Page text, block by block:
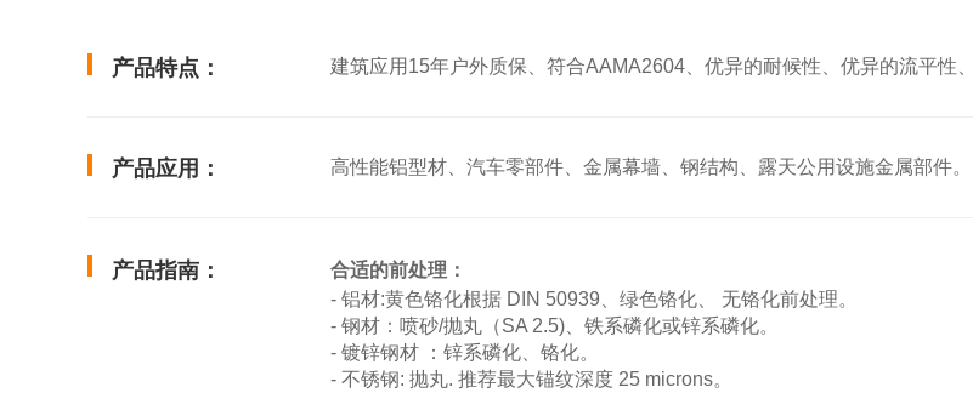
产品特点： 建筑应用15年户外质保、符合AAMA2604、优异的耐候性、优异的流平性
产品应用： 高性能铝型材、汽车零部件、金属幕墙、钢结构、露天公用设施金属部件。
产品指南：
合适的前处理：
- 铝材:黄色铬化根据 DIN 50939、绿色铬化、 无铬化前处理。
- 钢材：喷砂/抛丸（SA 2.5)、铁系磷化或锌系磷化。
- 镀锌钢材 ：锌系磷化、铬化。
- 不锈钢: 抛丸. 推荐最大锚纹深度 25 microns。